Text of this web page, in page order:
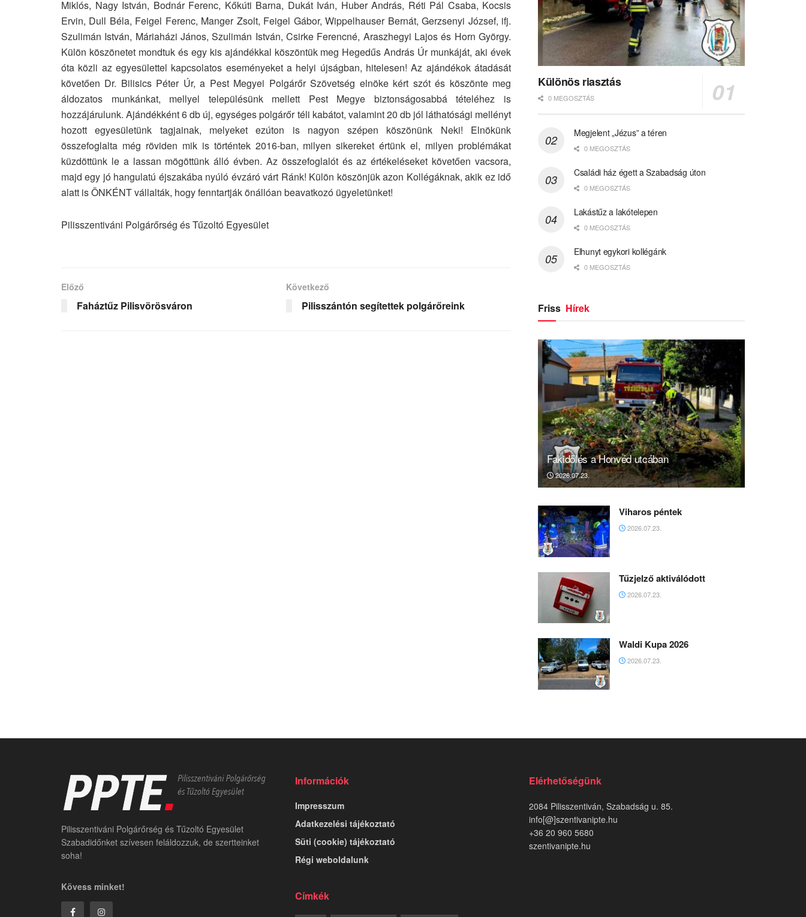
Miklós, Nagy István, Bodnár Ferenc, Kőkúti Barna, Dukát Iván, Huber András, Réti Pál Csaba, Kocsis
Ervin, Dull Béla, Feigel Ferenc, Manger Zsolt, Feigel Gábor, Wippelhauser Bernát, Gerzsenyi József, ifj.
Szulimán István, Máriaházi János, Szulimán István, Csirke Ferencné, Araszhegyi Lajos és Horn György.
Külön köszönetet mondtuk és egy kis ajándékkal köszöntük meg Hegedűs András Úr munkáját, aki évek
óta közli az egyesülettel kapcsolatos eseményeket a helyi újságban, hitelesen! Az ajándékok átadását
követően Dr. Bilisics Péter Úr, a Pest Megyei Polgárőr Szövetség elnöke kért szót és köszönte meg
áldozatos munkánkat, mellyel településünk mellett Pest Megye biztonságosabbá tételéhez is
hozzájárulunk. Ajándékként 6 db új, egységes polgárőr téli kabátot, valamint 20 db jól láthatósági mellényt
hozott egyesületünk tagjainak, melyeket ezúton is nagyon szépen köszönünk Neki! Elnökünk
összefoglalta még röviden mik is történtek 2016-ban, milyen sikereket értünk el, milyen problémákat
küzdöttünk le a lassan mögöttünk álló évben. Az összefoglalót és az értékeléseket követően vacsora,
majd egy jó hangulatú éjszakába nyúló évzáró várt Ránk! Külön köszönjük azon Kollégáknak, akik ez idő
alatt is ÖNKÉNT vállalták, hogy fenntartják önállóan beavatkozó ügyeletünket!
Pilisszentiváni Polgárőrség és Tűzoltó Egyesület
Előző
Faháztűz Pilisvörösváron
Következő
Pilisszántón segítettek polgárőreink
Különös riasztás
0 MEGOSZTÁS
Megjelent „Jézus” a téren
0 MEGOSZTÁS
Családi ház égett a Szabadság úton
0 MEGOSZTÁS
Lakástűz a lakótelepen
0 MEGOSZTÁS
Elhunyt egykori kollégánk
0 MEGOSZTÁS
Friss Hírek
Fakidőlés a Honvéd utcában
2026.07.23.
Viharos péntek
2026.07.23.
Tűzjelző aktiválódott
2026.07.23.
Waldi Kupa 2026
2026.07.23.
Pilisszentiváni Polgárőrség és Tűzoltó Egyesület
Szabadidőnket szívesen feláldozzuk, de szertteinket
soha!
Kövess minket!
Információk
Impresszum
Adatkezelési tájékoztató
Süti (cookie) tájékoztató
Régi weboldalunk
Címkék
Elérhetőségünk
2084 Pilisszentiván, Szabadság u. 85.
info[@]szentivanipte.hu
+36 20 960 5680
szentivanipte.hu